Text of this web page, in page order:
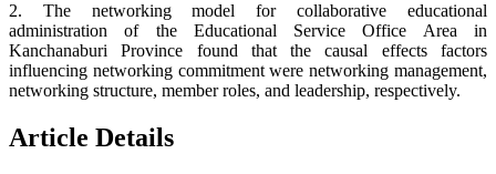
2. The networking model for collaborative educational
administration of the Educational Service Office Area in
Kanchanaburi Province found that the causal effects factors
influencing networking commitment were networking management,
networking structure, member roles, and leadership, respectively.
Article Details